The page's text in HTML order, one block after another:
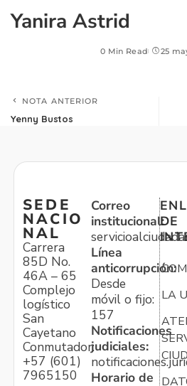
Yanira Astrid
0 Min Read 25
NOTA ANTERIOR
Yenny Bustos
SEDE
NACIO
NAL
Carrera
85D No.
46A – 65
Complejo
logístico
San
Cayetano
Conmutador:
+57 (601)
7965150
Correo
institucional:
Línea
anticorrupción:
Desde
móvil o fijo:
157
Notificaciones
judiciales:
Horario de
DE
LA